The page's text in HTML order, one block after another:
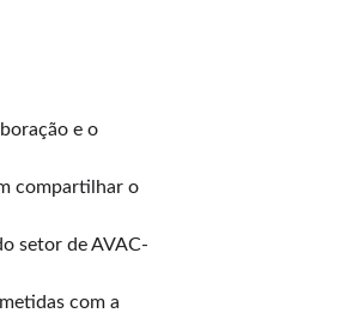
e o
compartilhar o
setor de AVAC-
com a